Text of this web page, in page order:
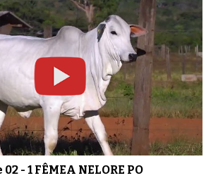
Lote 13 - 1 FÊMEA NELORE PO
0:47 Lote 14 - 1 FÊMEA NELORE PO
02 - 1 FÊMEA NELORE PO